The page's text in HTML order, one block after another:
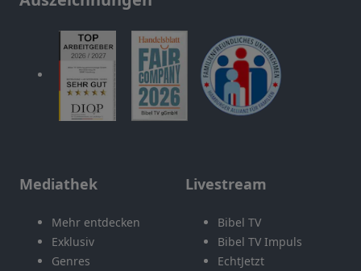
Mediathek
Mehr entdecken
Exklusiv
Genres
Livestream
Bibel TV
Bibel TV Impuls
EchtJetzt